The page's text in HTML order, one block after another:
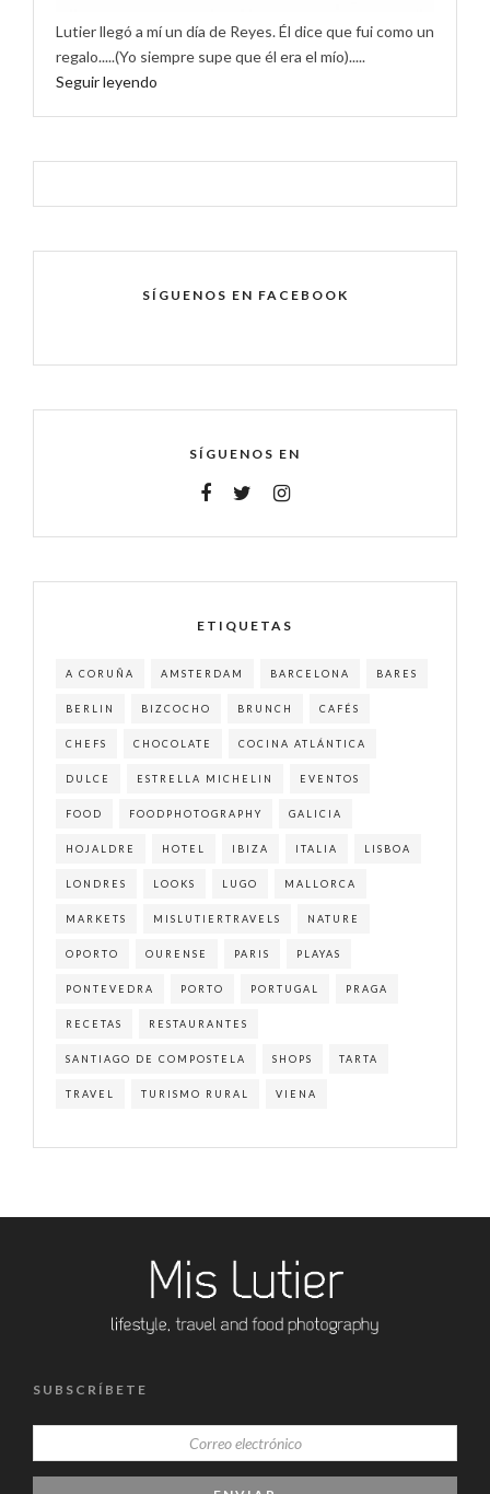
Lutier llegó a mí un día de Reyes. Él dice que fui como un
regalo.....(Yo siempre supe que él era el mío).....
Seguir leyendo
SÍGUENOS EN FACEBOOK
SÍGUENOS EN
ETIQUETAS
A CORUÑA AMSTERDAM BARCELONA BARES
BERLIN BIZCOCHO BRUNCH CAFÉS
CHEFS CHOCOLATE COCINA ATLÁNTICA
DULCE ESTRELLA MICHELIN EVENTOS
FOOD FOODPHOTOGRAPHY GALICIA
HOJALDRE HOTEL IBIZA ITALIA LISBOA
LONDRES LOOKS LUGO MALLORCA
MARKETS MISLUTIERTRAVELS NATURE
OPORTO OURENSE PARIS PLAYAS
PONTEVEDRA PORTO PORTUGAL PRAGA
RECETAS RESTAURANTES
SANTIAGO DE COMPOSTELA SHOPS TARTA
TRAVEL TURISMO RURAL VIENA
SUBSCRÍBETE